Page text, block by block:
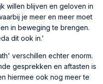
willen blijven en geloven in
je meer en meer moet
in beweging te brengen.
dit ook in.'
verschillen echter enorm.
gesprekken en aftasten is
hiermee ook nog meer te